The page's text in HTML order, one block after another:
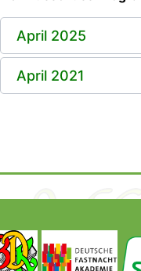
April 2025
April 2021